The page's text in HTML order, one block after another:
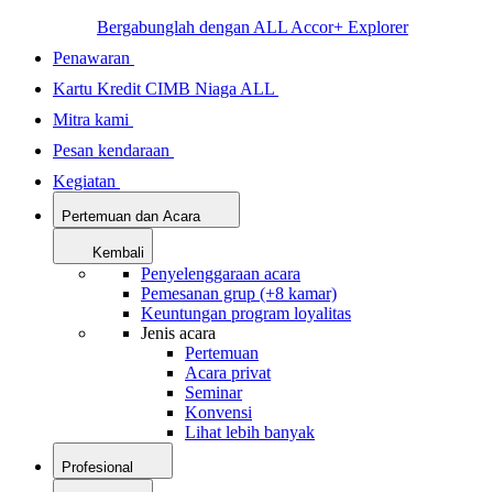
Bergabunglah dengan ALL Accor+ Explorer
Penawaran
Kartu Kredit CIMB Niaga ALL
Mitra kami
Pesan kendaraan
Kegiatan
Pertemuan dan Acara
Kembali
Penyelenggaraan acara
Pemesanan grup (+8 kamar)
Keuntungan program loyalitas
Jenis acara
Pertemuan
Acara privat
Seminar
Konvensi
Lihat lebih banyak
Profesional